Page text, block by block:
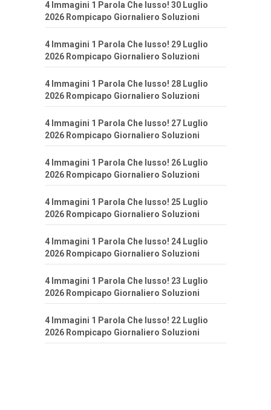
4 Immagini 1 Parola Che lusso! 30 Luglio
2026 Rompicapo Giornaliero Soluzioni
4 Immagini 1 Parola Che lusso! 29 Luglio
2026 Rompicapo Giornaliero Soluzioni
4 Immagini 1 Parola Che lusso! 28 Luglio
2026 Rompicapo Giornaliero Soluzioni
4 Immagini 1 Parola Che lusso! 27 Luglio
2026 Rompicapo Giornaliero Soluzioni
4 Immagini 1 Parola Che lusso! 26 Luglio
2026 Rompicapo Giornaliero Soluzioni
4 Immagini 1 Parola Che lusso! 25 Luglio
2026 Rompicapo Giornaliero Soluzioni
4 Immagini 1 Parola Che lusso! 24 Luglio
2026 Rompicapo Giornaliero Soluzioni
4 Immagini 1 Parola Che lusso! 23 Luglio
2026 Rompicapo Giornaliero Soluzioni
4 Immagini 1 Parola Che lusso! 22 Luglio
2026 Rompicapo Giornaliero Soluzioni